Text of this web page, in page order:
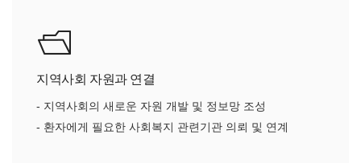
지역사회 자원과 연결
- 지역사회의 새로운 자원 개발 및 정보망 조성
- 환자에게 필요한 사회복지 관련기관 의뢰 및 연계